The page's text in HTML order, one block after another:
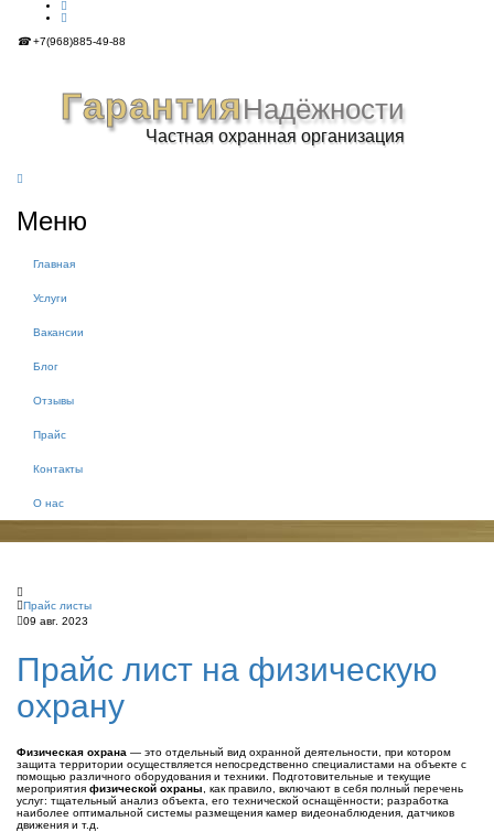
☎+7(968)885-49-88
ГарантияНадёжности
Частная охранная организация
Меню
Главная
Услуги
Вакансии
Блог
Отзывы
Прайс
Контакты
О нас
Прайс листы
09 авг. 2023
Прайс лист на физическую
охрану
Физическая охрана — это отдельный вид охранной деятельности, при котором
защита территории осуществляется непосредственно специалистами на объекте с
помощью различного оборудования и техники. Подготовительные и текущие
мероприятия физической охраны , как правило, включают в себя полный перечень
услуг: тщательный анализ объекта, его технической оснащённости; разработка
наиболее оптимальной системы размещения камер видеонаблюдения, датчиков
движения и т.д.